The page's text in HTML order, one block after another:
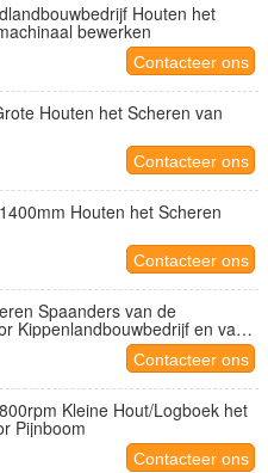
Houten het
bewerken
Contacteer ons
Houten het Scheren van
Contacteer ons
Houten het Scheren
Contacteer ons
Spaanders van de
Kippenlandbouwbedrijf en van
Beddegoed
Contacteer ons
Kleine Hout/Logboek het
Pijnboom
Contacteer ons